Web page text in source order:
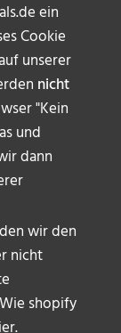
ein
Cookie
unserer
nicht
"Kein
und
dann
wir den
nicht
shopify
.